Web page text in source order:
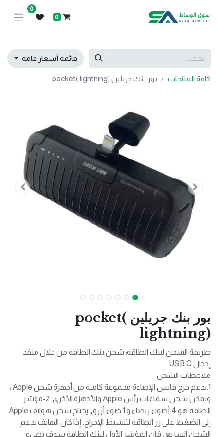
0
0
قائمة أسعار عامة
كافة المنتجات بور بنك جريلين pocket( lightning)
بور بنك جريلين pocket(
lightning)
طريقة الشحن لبنك الطاقة: شحن بنك الطاقة من خلال منفذ
إدخال USB C
ملاحظات الشحن
1.يدعم خرج قابس الإضاءة مجموعة كاملة من أجهزة شحن Apple ،
ويمكن شحن سماعات رأس Apple والأجهزة الأخرى. 2-مؤشر
الطاقة هو 4 أضواء بيضاء و 1 ضوء أزرق. يحتاج شحن هواتف Apple
إلى الضغط على زر الطاقة لتنشيط الإخراج. إذا كان الهاتف يدعم
الشحن السريع ، فإن المؤشر الأول لبنك الطاقة سوف يضيء